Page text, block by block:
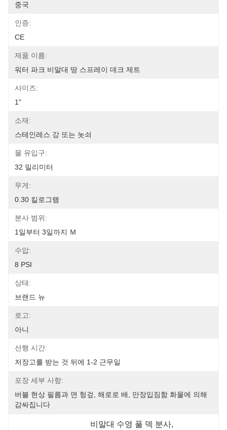
중국
인증:
CE
제품 이름:
워터 파크 비말대 땅 스프레이 데크 제트
사이즈:
1"
소재:
스테인레스 강 또는 놋쇠
물 유입구:
32 밀리미터
무게:
0.30 킬로그램
분사 범위:
1일부터 3일까지 Ｍ
수압:
8 PSI
상태:
브랜드 뉴
로고:
아니
선행 시간:
저장고를 받는 것 뒤에 1-2 근무일
포장 세부 사항:
버블 현상 필름과 면 헝겊, 해로로 배, 만장입짐함 화물에 의해
감싸집니다
비말대 수영 풀 덱 분사,